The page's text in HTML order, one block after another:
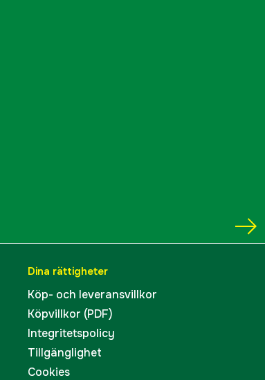
Dina rättigheter
Köp- och leveransvillkor
Köpvillkor (PDF)
Integritetspolicy
Tillgänglighet
Cookies